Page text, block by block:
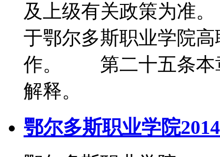
及上级有关政策为准
于鄂尔多斯职业学院
作。 第二十五条本
解释。
鄂尔多斯职业学院